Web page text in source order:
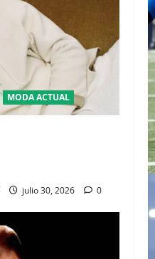
MODA ACTUAL
julio 30, 2026 0